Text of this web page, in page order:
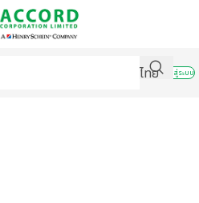
ไทย
เข้าสู่ระบบ